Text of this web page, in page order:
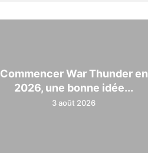
Commencer War Thunder en
2026, une bonne idée...
3 août 2026